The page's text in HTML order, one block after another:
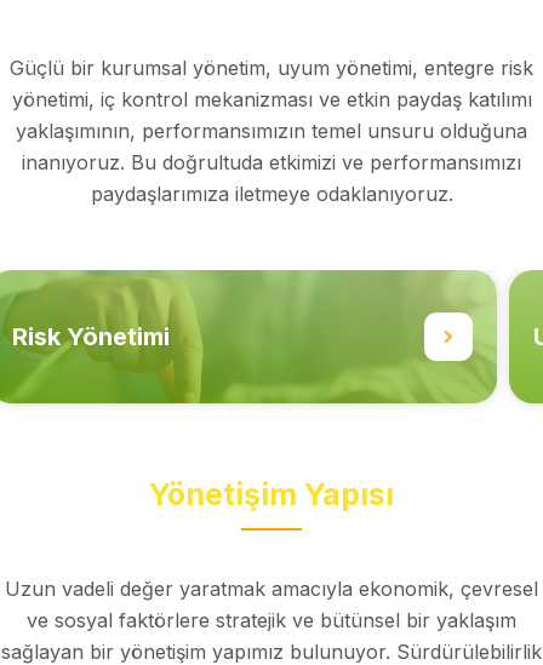
Güçlü bir kurumsal yönetim, uyum yönetimi, entegre risk
yönetimi, iç kontrol mekanizması ve etkin paydaş katılımı
yaklaşımının, performansımızın temel unsuru olduğuna
inanıyoruz. Bu doğrultuda etkimizi ve performansımızı
paydaşlarımıza iletmeye odaklanıyoruz.
Risk Yönetimi
Yönetişim Yapısı
Uzun vadeli değer yaratmak amacıyla ekonomik, çevresel
ve sosyal faktörlere stratejik ve bütünsel bir yaklaşım
sağlayan bir yönetişim yapımız bulunuyor. Sürdürülebilirlik